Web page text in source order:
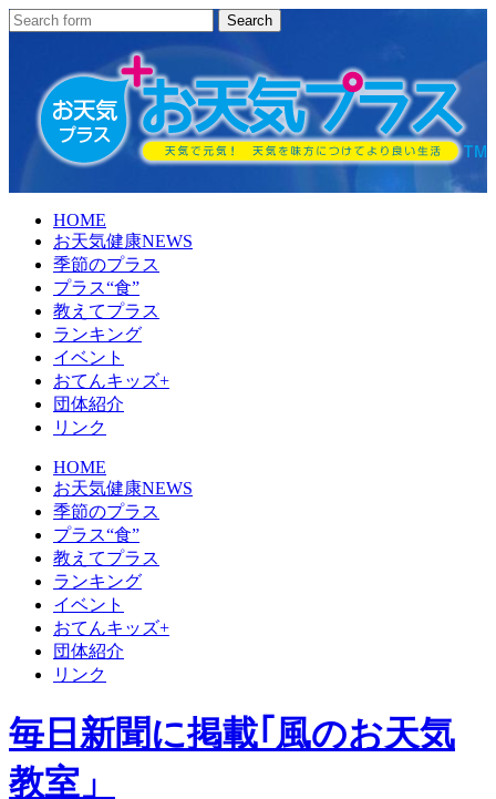
HOME
お天気健康NEWS
季節のプラス
プラス“食”
教えてプラス
ランキング
イベント
おてんキッズ+
団体紹介
リンク
HOME
お天気健康NEWS
季節のプラス
プラス“食”
教えてプラス
ランキング
イベント
おてんキッズ+
団体紹介
リンク
毎日新聞に掲載｢風のお天気
教室」